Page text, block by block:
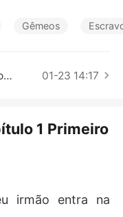
Gêmeos
Capítulo 17 Ela nunca vai me perdoar 01-23 14:17
irmão entra na